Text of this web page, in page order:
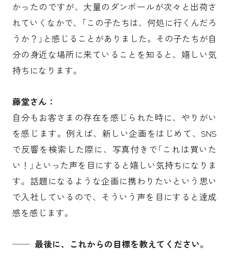
かったのですが、大量のダンボールが次々と出荷さ
れていくなかで、「この子たちは、何処に行くんだろ
うか？」と感じることがありました。その子たちが自
分の身近な場所に来ていることを知ると、嬉しい気
持ちになります。
藤堂さん：
自分もお客さまの存在を感じられた時に、やりがい
を感じます。例えば、新しい企画をはじめて、SNS
で反響を検索した際に、写真付きで「これは買いた
い！」といった声を目にすると嬉しい気持ちになりま
す。話題になるような企画に携わりたいという思い
で入社しているので、そういう声を目にすると達成
感を感じます。
── 最後に、これからの目標を教えてください。